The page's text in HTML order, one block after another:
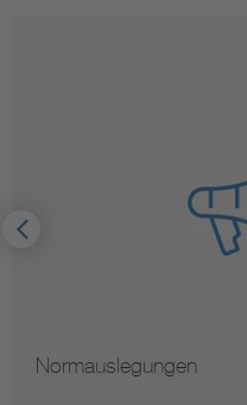
Normauslegungen